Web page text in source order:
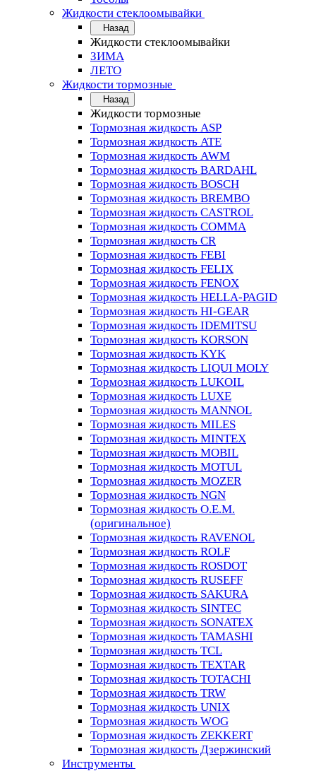
Жидкости стеклоомывайки
Назад
Жидкости стеклоомывайки
ЗИМА
ЛЕТО
Жидкости тормозные
Назад
Жидкости тормозные
Тормозная жидкость ASP
Тормозная жидкость ATE
Тормозная жидкость AWM
Тормозная жидкость BARDAHL
Тормозная жидкость BOSCH
Тормозная жидкость BREMBO
Тормозная жидкость CASTROL
Тормозная жидкость COMMA
Тормозная жидкость CR
Тормозная жидкость FEBI
Тормозная жидкость FELIX
Тормозная жидкость FENOX
Тормозная жидкость HELLA-PAGID
Тормозная жидкость HI-GEAR
Тормозная жидкость IDEMITSU
Тормозная жидкость KORSON
Тормозная жидкость KYK
Тормозная жидкость LIQUI MOLY
Тормозная жидкость LUKOIL
Тормозная жидкость LUXE
Тормозная жидкость MANNOL
Тормозная жидкость MILES
Тормозная жидкость MINTEX
Тормозная жидкость MOBIL
Тормозная жидкость MOTUL
Тормозная жидкость MOZER
Тормозная жидкость NGN
Тормозная жидкость O.E.M.
(оригинальное)
Тормозная жидкость RAVENOL
Тормозная жидкость ROLF
Тормозная жидкость ROSDOT
Тормозная жидкость RUSEFF
Тормозная жидкость SAKURA
Тормозная жидкость SINTEC
Тормозная жидкость SONATEX
Тормозная жидкость TAMASHI
Тормозная жидкость TCL
Тормозная жидкость TEXTAR
Тормозная жидкость TOTACHI
Тормозная жидкость TRW
Тормозная жидкость UNIX
Тормозная жидкость WOG
Тормозная жидкость ZEKKERT
Тормозная жидкость Дзержинский
Инструменты